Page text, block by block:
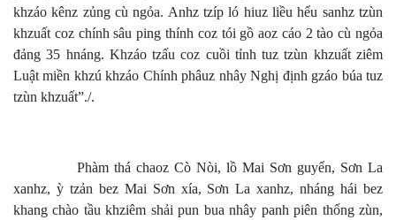
khzáo kênz zủng cù ngỏa. Anhz tzíp ló hiuz liều hểu sanhz tzùn
khzuất coz chính sâu ping thính coz tói gồ aoz cáo 2 tào cù ngỏa
đảng 35 hnáng. Khzáo tzấu coz cuồi tỉnh tuz tzùn khzuất ziêm
Luật miền khzú khzáo Chính phâuz nhây Nghị định gzáo búa tuz
tzùn khzuất”./.
Phàm thá chaoz Cò Nòi, lồ Mai Sơn guyển, Sơn La
xanhz, ỳ tzản bez Mai Sơn xía, Sơn La xanhz, nháng hái bez
khang chào tầu khziêm shải pun bua nhây panh piên thống zùn,